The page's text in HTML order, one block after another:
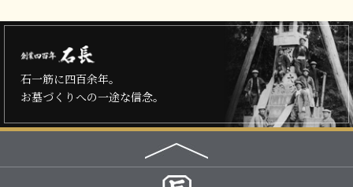
石一筋に四百余年。
お墓づくりへの一途な信念。